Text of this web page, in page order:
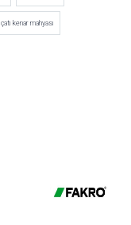
çatı kenar mahyası